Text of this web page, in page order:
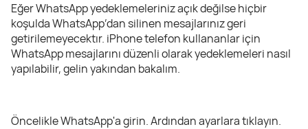
Eğer WhatsApp yedeklemeleriniz açık değilse hiçbir
koşulda WhatsApp’dan silinen mesajlarınız geri
getirilemeyecektır. iPhone telefon kullananlar için
WhatsApp mesajlarını düzenli olarak yedeklemeleri nasıl
yapılabilir, gelin yakından bakalım.
Öncelikle WhatsApp'a girin. Ardından ayarlara tıklayın.